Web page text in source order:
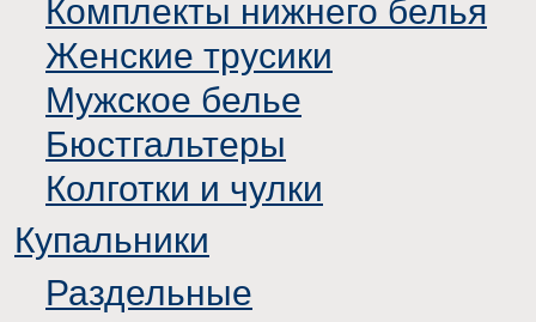
Комплекты нижнего белья
Женские трусики
Мужское белье
Бюстгальтеры
Колготки и чулки
Купальники
Раздельные